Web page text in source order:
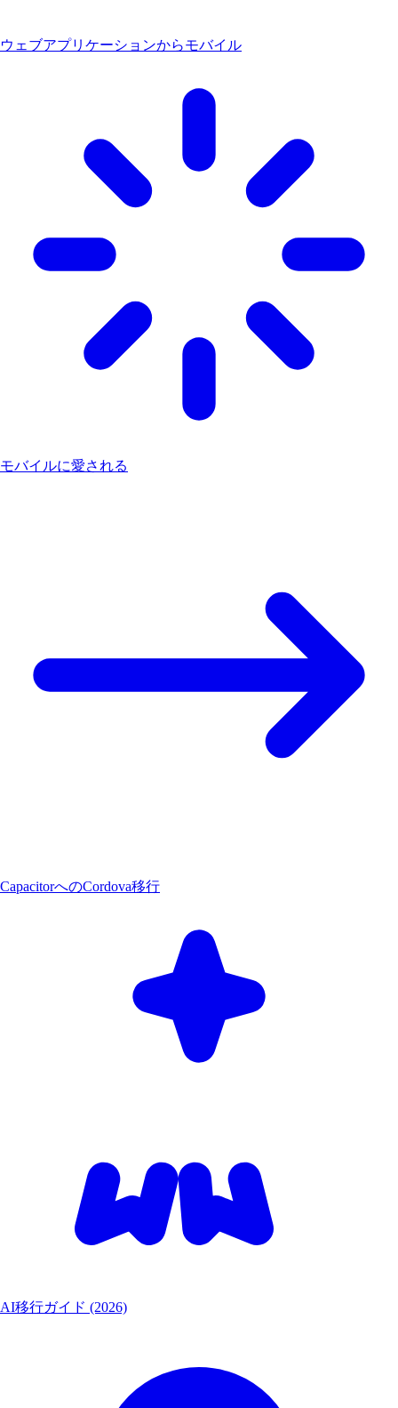
ウェブアプリケーションからモバイル
モバイルに愛される
CapacitorへのCordova移行
AI移行ガイド (2026)